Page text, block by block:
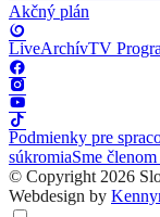
Akčný plán
LiveArchívTV
Podmienky pre
súkromiaSme
© Copyright 2026
Webdesign by